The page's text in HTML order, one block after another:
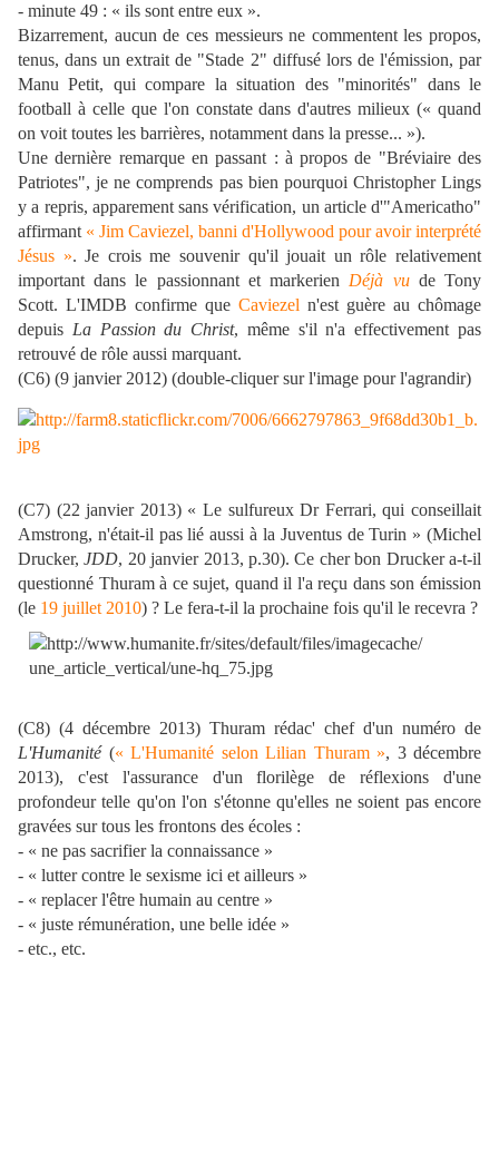
- minute 49 : « ils sont entre eux ».
Bizarrement, aucun de ces messieurs ne commentent les propos,
tenus, dans un extrait de "Stade 2" diffusé lors de l'émission, par
Manu Petit, qui compare la situation des "minorités" dans le
football à celle que l'on constate dans d'autres milieux (« quand
on voit toutes les barrières, notamment dans la presse... »).
Une dernière remarque en passant : à propos de "Bréviaire des
Patriotes", je ne comprends pas bien pourquoi Christopher Lings
y a repris, apparement sans vérification, un article d'"Americatho"
affirmant « Jim Caviezel, banni d'Hollywood pour avoir interprété
Jésus ». Je crois me souvenir qu'il jouait un rôle relativement
important dans le passionnant et markerien Déjà vude Tony
Scott. L'IMDB confirme que Caviezel n'est guère au chômage
depuis La Passion du Christ, même s'il n'a effectivement pas
retrouvé de rôle aussi marquant.
(C6) (9 janvier 2012) (double-cliquer sur l'image pour l'agrandir)
(C7) (22 janvier 2013) « Le sulfureux Dr Ferrari, qui conseillait
Amstrong, n'était-il pas lié aussi à la Juventus de Turin » (Michel
Drucker,JDD, 20 janvier 2013, p.30). Ce cher bon Drucker a-t-il
questionné Thuram à ce sujet, quand il l'a reçu dans son émission
(le 19 juillet 2010) ? Le fera-t-il la prochaine fois qu'il le recevra ?
(C8) (4 décembre 2013) Thuram rédac' chef d'un numéro de
L'Humanité(« L'Humanité selon Lilian Thuram », 3 décembre
2013), c'est l'assurance d'un florilège de réflexions d'une
profondeur telle qu'on l'on s'étonne qu'elles ne soient pas encore
gravées sur tous les frontons des écoles :
- « ne pas sacrifier la connaissance »
- « lutter contre le sexisme ici et ailleurs »
- « replacer l'être humain au centre »
- « juste rémunération, une belle idée »
- etc., etc.